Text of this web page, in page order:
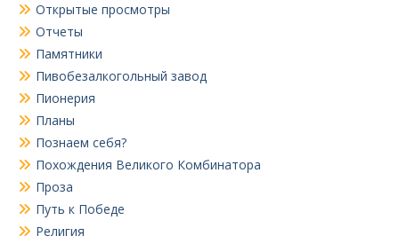
Открытые просмотры
Отчеты
Памятники
Пивобезалкогольный завод
Пионерия
Планы
Познаем себя?
Похождения Великого Комбинатора
Проза
Путь к Победе
Религия